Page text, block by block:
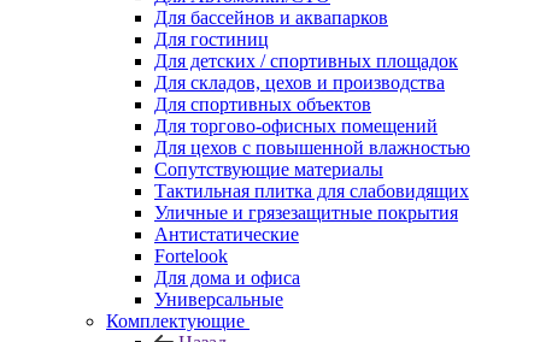
Для бассейнов и аквапарков
Для гостиниц
Для детских / спортивных площадок
Для складов, цехов и производства
Для спортивных объектов
Для торгово-офисных помещений
Для цехов с повышенной влажностью
Сопутствующие материалы
Тактильная плитка для слабовидящих
Уличные и грязезащитные покрытия
Антистатические
Fortelook
Для дома и офиса
Универсальные
Комплектующие